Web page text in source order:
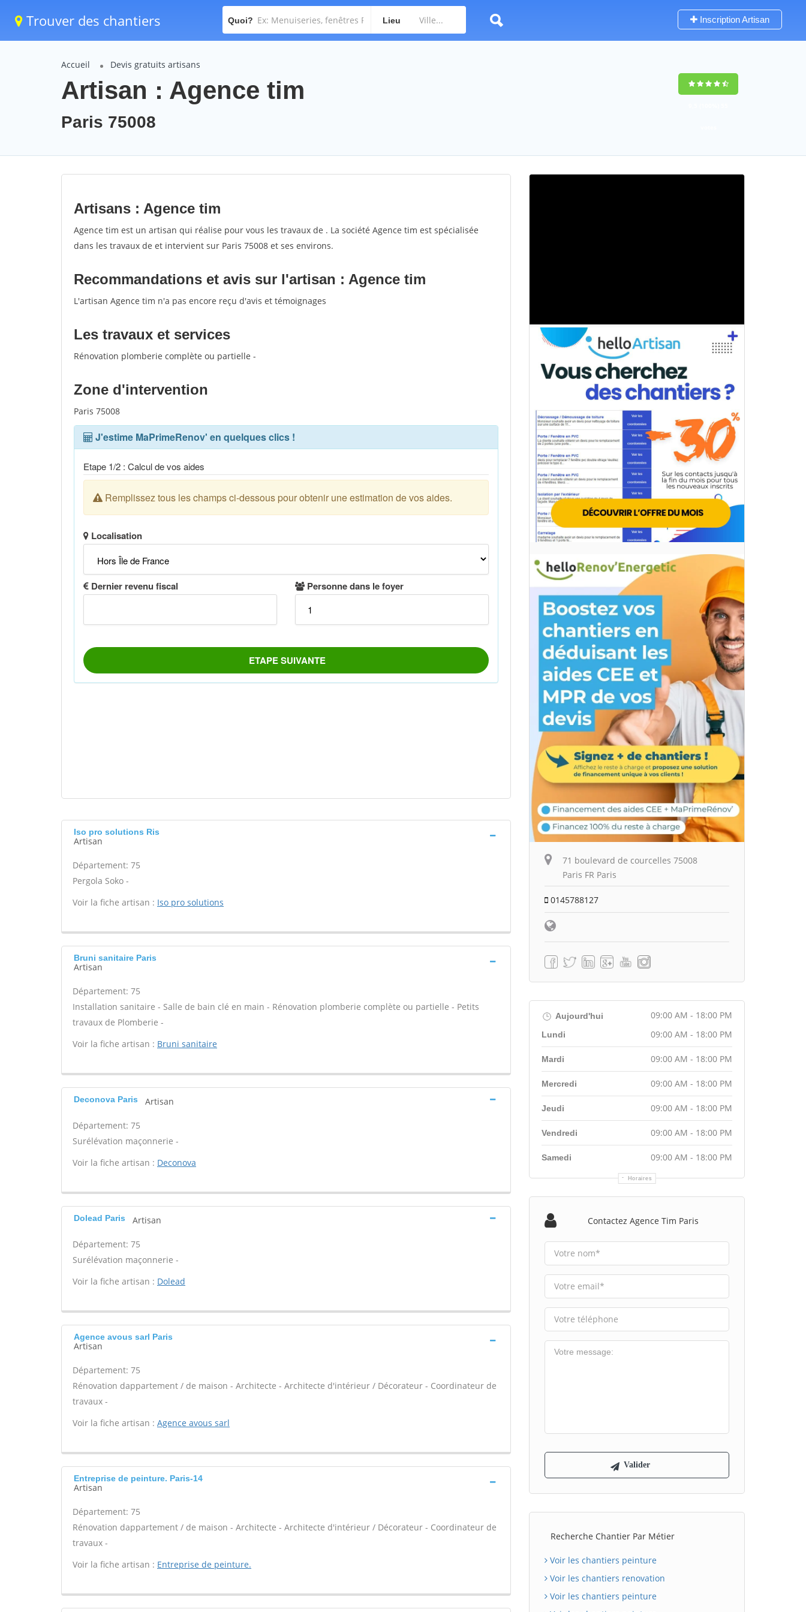
Trouver des chantiers Quoi? Lieu Inscription Artisan
Accueil Devis gratuits artisans
Artisan : Agence tim
Paris 75008
Artisans : Agence tim
Agence tim est un artisan qui réalise pour vous les travaux de . La société Agence tim est spécialisée
dans les travaux de et intervient sur Paris 75008 et ses environs.
Recommandations et avis sur l'artisan : Agence tim
L'artisan Agence tim n'a pas encore reçu d'avis et témoignages
Les travaux et services
Rénovation plomberie complète ou partielle -
Zone d'intervention
Paris 75008
Iso pro solutions Ris
Artisan
Département: 75
Pergola Soko -
Voir la fiche artisan : Iso pro solutions
Bruni sanitaire Paris
Artisan
Département: 75
Installation sanitaire - Salle de bain clé en main - Rénovation plomberie complète ou partielle - Petits
travaux de Plomberie -
Voir la fiche artisan : Bruni sanitaire
Deconova Paris Artisan
Département: 75
Surélévation maçonnerie -
Voir la fiche artisan : Deconova
Dolead Paris Artisan
Département: 75
Surélévation maçonnerie -
Voir la fiche artisan : Dolead
Agence avous sarl Paris
Artisan
Département: 75
Rénovation dappartement / de maison - Architecte - Architecte d'intérieur / Décorateur - Coordinateur de
travaux -
Voir la fiche artisan : Agence avous sarl
Entreprise de peinture. Paris-14
Artisan
Département: 75
Rénovation dappartement / de maison - Architecte - Architecte d'intérieur / Décorateur - Coordinateur de
travaux -
Voir la fiche artisan : Entreprise de peinture.
71 boulevard de courcelles 75008
Paris FR Paris
0145788127
Aujourd'hui 09:00 AM - 18:00 PM
Horaires
Lundi 09:00 AM - 18:00 PM
Mardi 09:00 AM - 18:00 PM
Mercredi 09:00 AM - 18:00 PM
Jeudi 09:00 AM - 18:00 PM
Vendredi 09:00 AM - 18:00 PM
Samedi 09:00 AM - 18:00 PM
Contactez Agence Tim Paris
Recherche Chantier Par Métier
Voir les chantiers peinture
Voir les chantiers renovation
Voir les chantiers peinture